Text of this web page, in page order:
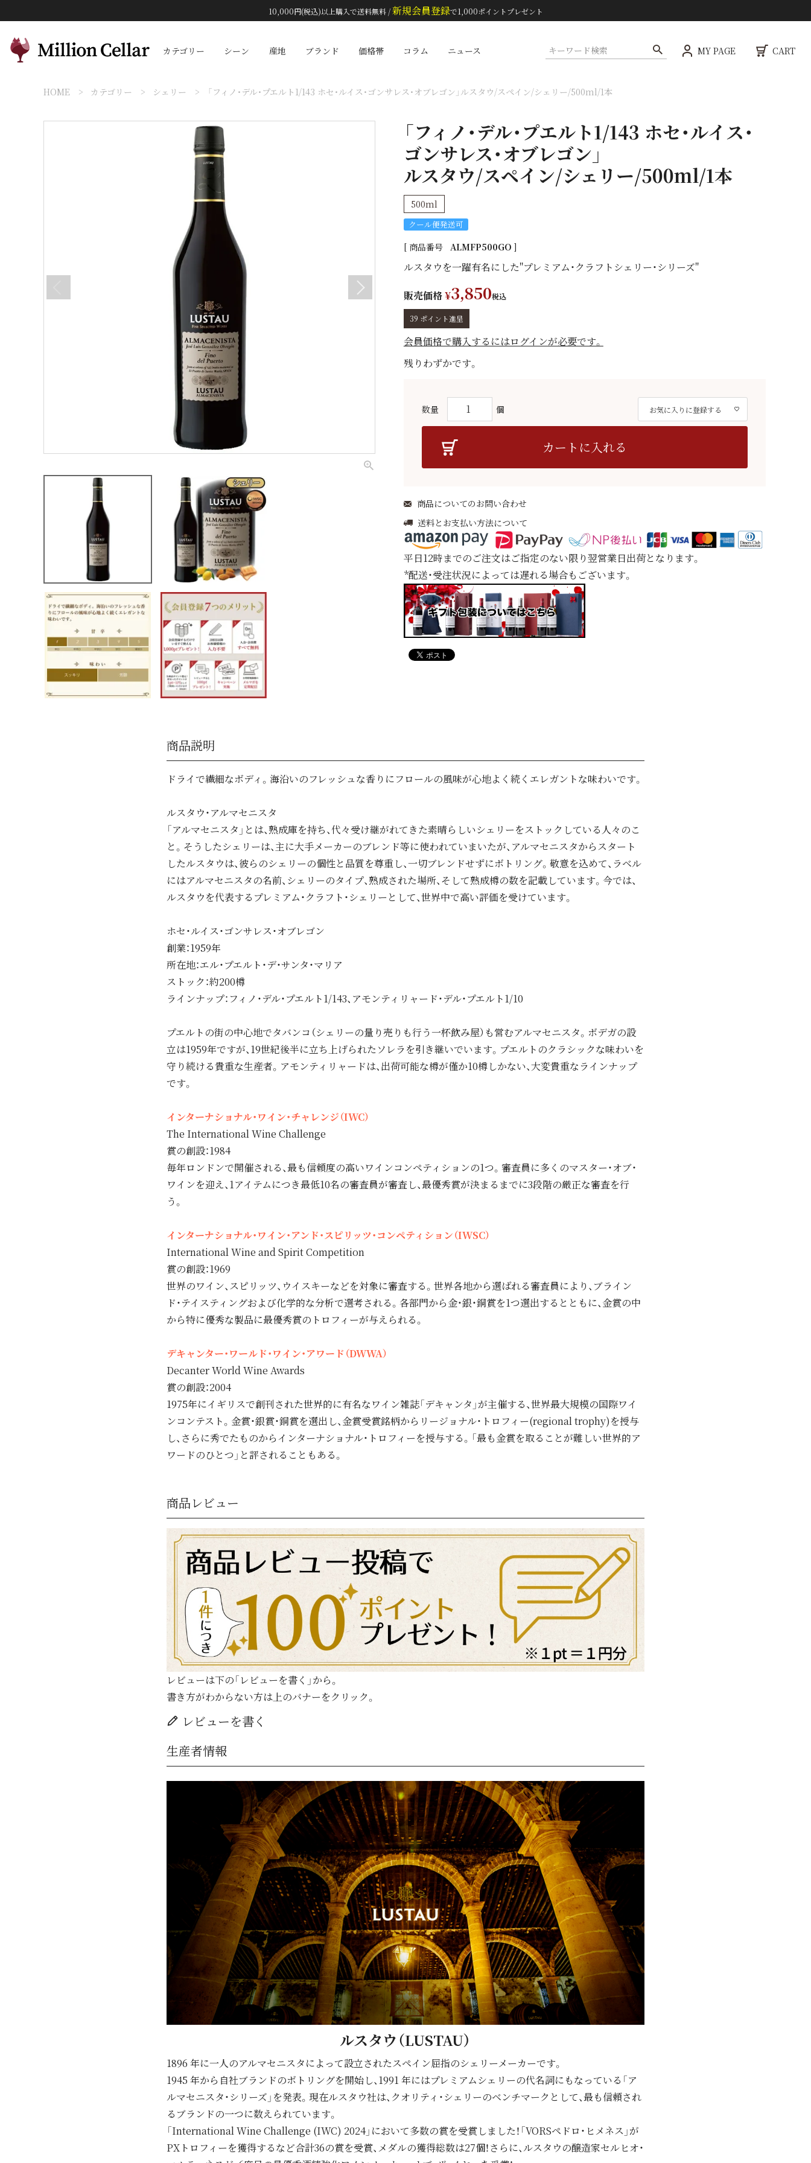
10,000円(税込)以上購入で送料無料 /新規会員登録で1,000ポイントプレゼント
カテゴリー シーン 産地 ブランド 価格帯 コラム ニュース
検索 MY PAGE CART
HOME カテゴリー シェリー 「フィノ・デル・プエルト1/143 ホセ・ルイス・ゴンサレス・オブレゴン」ルスタウ/スペイン/シェリー/500ml/1本
「フィノ・デル・プエルト1/143 ホセ・ルイス・
ゴンサレス・オブレゴン」
ルスタウ/スペイン/シェリー/500ml/1本
500ml
クール便発送可
商品番号 ALMFP500GO
ルスタウを一躍有名にした"プレミアム・クラフトシェリー・シリーズ"
販売価格¥3,850税込
39 ポイント進呈
会員価格で購入するにはログインが必要です。
残りわずかです。
お気に入りに登録する
カートに入れる
商品についてのお問い合わせ
送料とお支払い方法について
平日12時までのご注文はご指定のない限り翌営業日出荷となります。
*配送・受注状況によっては遅れる場合もございます。
商品説明
ドライで繊細なボディ。海沿いのフレッシュな香りにフロールの風味が心地よく続くエレガントな味わいです。
ルスタウ・アルマセニスタ
「アルマセニスタ」とは、熟成庫を持ち、代々受け継がれてきた素晴らしいシェリーをストックしている人々のこ
と。そうしたシェリーは、主に大手メーカーのブレンド等に使われていまいたが、アルマセニスタからスタート
したルスタウは、彼らのシェリーの個性と品質を尊重し、一切ブレンドせずにボトリング。敬意を込めて、ラベル
にはアルマセニスタの名前、シェリーのタイプ、熟成された場所、そして熟成樽の数を記載しています。今では、
ルスタウを代表するプレミアム・クラフト・シェリーとして、世界中で高い評価を受けています。
ホセ・ルイス・ゴンサレス・オブレゴン
創業：1959年
所在地：エル・プエルト・デ・サンタ・マリア
ストック：約200樽
ラインナップ：フィノ・デル・プエルト1/143、アモンティリャード・デル・プエルト1/10
プエルトの街の中心地でタバンコ（シェリーの量り売りも行う一杯飲み屋）も営むアルマセニスタ。ボデガの設
立は1959年ですが、19世紀後半に立ち上げられたソレラを引き継いでいます。プエルトのクラシックな味わいを
守り続ける貴重な生産者。アモンティリャードは、出荷可能な樽が僅か10樽しかない、大変貴重なラインナップ
です。
インターナショナル・ワイン・チャレンジ（IWC）
The International Wine Challenge
賞の創設：1984
毎年ロンドンで開催される、最も信頼度の高いワインコンペティションの1つ。審査員に多くのマスター・オブ・
ワインを迎え、1アイテムにつき最低10名の審査員が審査し、最優秀賞が決まるまでに3段階の厳正な審査を行
う。
インターナショナル・ワイン・アンド・スピリッツ・コンペティション（IWSC）
International Wine and Spirit Competition
賞の創設：1969
世界のワイン、スピリッツ、ウイスキーなどを対象に審査する。世界各地から選ばれる審査員により、ブライン
ド・テイスティングおよび化学的な分析で選考される。各部門から金・銀・銅賞を1つ選出するとともに、金賞の中
から特に優秀な製品に最優秀賞のトロフィーが与えられる。
デキャンター・ワールド・ワイン・アワード（DWWA）
Decanter World Wine Awards
賞の創設：2004
1975年にイギリスで創刊された世界的に有名なワイン雑誌「デキャンタ」が主催する、世界最大規模の国際ワイ
ンコンテスト。金賞・銀賞・銅賞を選出し、金賞受賞銘柄からリージョナル・トロフィー(regional trophy)を授与
し、さらに秀でたものからインターナショナル・トロフィーを授与する。「最も金賞を取ることが難しい世界的ア
ワードのひとつ」と評されることもある。
商品レビュー
レビューは下の「レビューを書く」から。
書き方がわからない方は上のバナーをクリック。
レビューを書く
生産者情報
ルスタウ（LUSTAU）
1896 年に一人のアルマセニスタによって設立されたスペイン屈指のシェリーメーカーです。
1945 年から自社ブランドのボトリングを開始し、1991 年にはプレミアムシェリーの代名詞にもなっている「ア
ルマセニスタ・シリーズ」を発表。現在ルスタウ社は、クオリティ・シェリーのベンチマークとして、最も信頼され
るブランドの一つに数えられています。
「International Wine Challenge (IWC) 2024」において多数の賞を受賞しました！「VORSペドロ・ヒメネス」が
PXトロフィーを獲得するなど合計36の賞を受賞、メダルの獲得総数は27個！さらに、ルスタウの醸造家セルヒオ・